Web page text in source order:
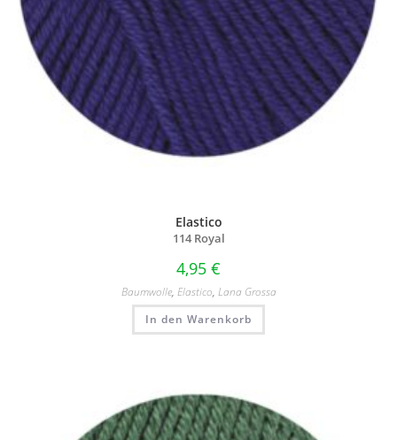
Elastico
114 Royal
4,95 €
Baumwolle, Elastico, Lana Grossa
In den Warenkorb